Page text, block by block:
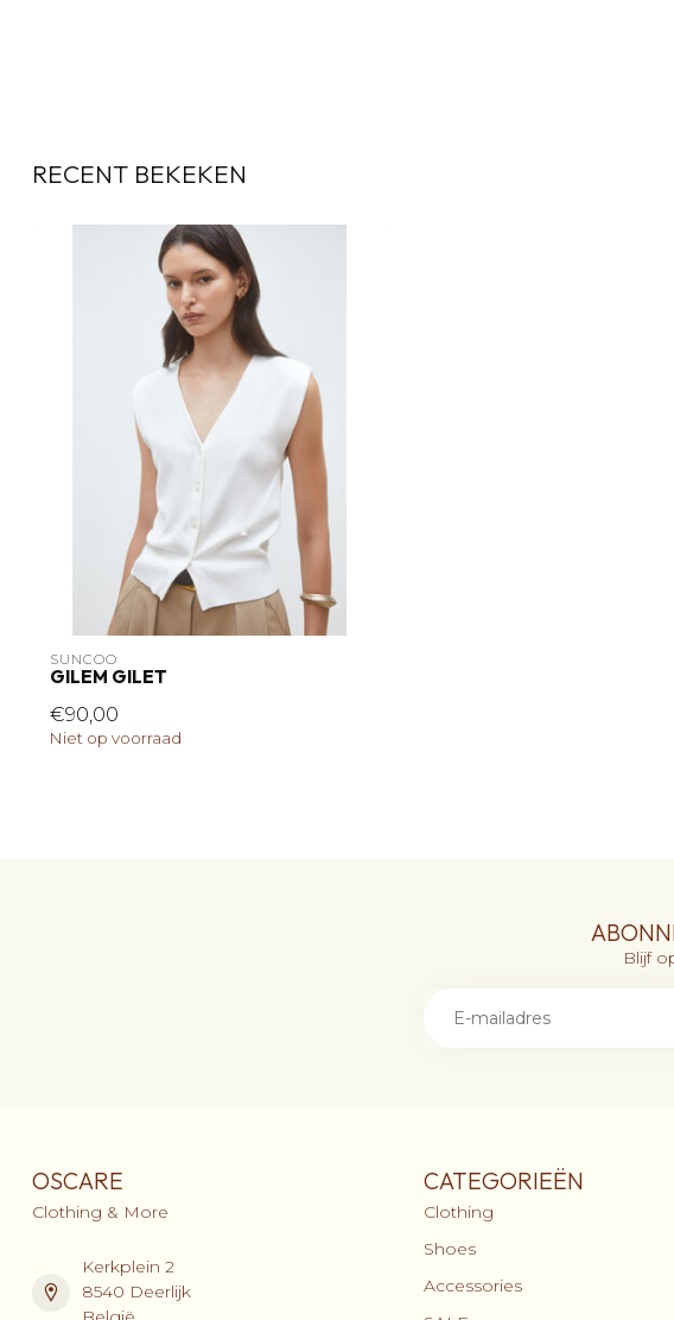
RECENT BEKEKEN
SUNCOO
GILEM GILET
€90,00
Niet op voorraad
Blijf
OSCARE
Clothing & More
Kerkplein 2
8540 Deerlijk
CATEGORIEËN
Clothing
Shoes
Accessories